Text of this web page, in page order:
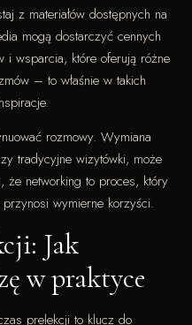
z materiałów dostępnych na
mogą dostarczyć cennych
i wsparcia, które oferują różne
– to właśnie w takich
rozmowy. Wymiana
tradycyjne wizytówki, może
że networking to proces, który
wymierne korzyści.
Jak
w praktyce
prelekcji to klucz do